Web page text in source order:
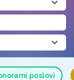
poslovi